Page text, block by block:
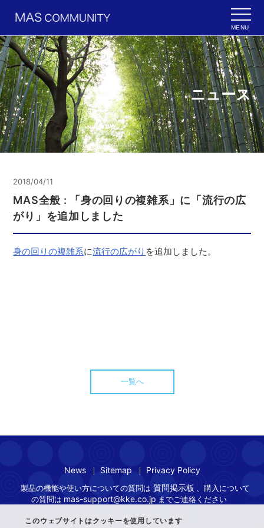
このウェブサイトはクッキーを使用しています
MENU
ニュース
2018/04/11
MAS全般 : 「身の回りの複雑系」に「流行の広
がり」を追加しました
身の回りの複雑系に流行の広がり を追加しました。
一覧へ
News Sitemap Privacy Policy
製品の機能や使い方についての質問は 質問掲示板
、購入について
の質問は mas-support@kke.co.jp までご連絡ください